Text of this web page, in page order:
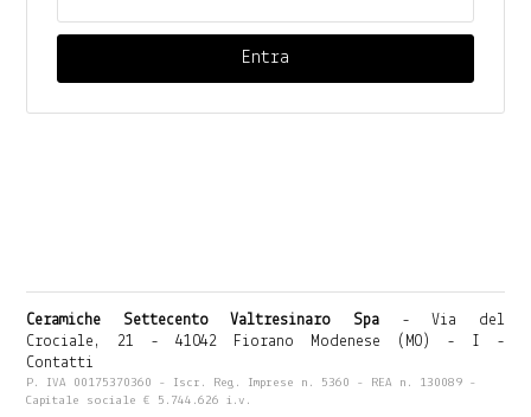
Ceramiche Settecento Valtresinaro Spa- Via del
Crociale, 21 - 41042 Fiorano Modenese (MO) - I -
Contatti
P. IVA 00175370360 - Iscr. Reg. Imprese n. 5360 - REA n. 130089 -
Capitale sociale € 5.744.626 i.v.